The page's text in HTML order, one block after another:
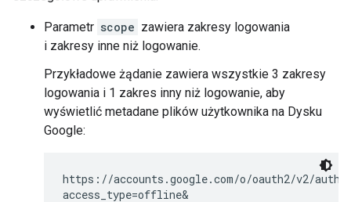
Parametr scope zawiera zakresy logowania
i zakresy inne niż logowanie.
Przykładowe żądanie zawiera wszystkie 3 zakresy
logowania i 1 zakres inny niż logowanie, aby
wyświetlić metadane plików użytkownika na Dysku
Google:
https://accounts.google.com/o/oauth2/v2/auth?